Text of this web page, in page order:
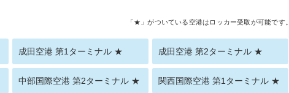
「★」がついている空港はロッカー受取が可能です。
成田空港 第1ターミナル ★ 成田空港 第2ターミナル ★
中部国際空港 第2ターミナル ★ 関西国際空港 第1ターミナル ★